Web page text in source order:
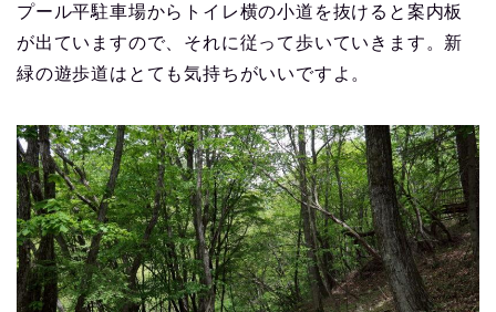
プール平駐車場からトイレ横の小道を抜けると案内板
が出ていますので、それに従って歩いていきます。新
緑の遊歩道はとても気持ちがいいですよ。